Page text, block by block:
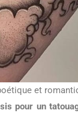
et
pour un